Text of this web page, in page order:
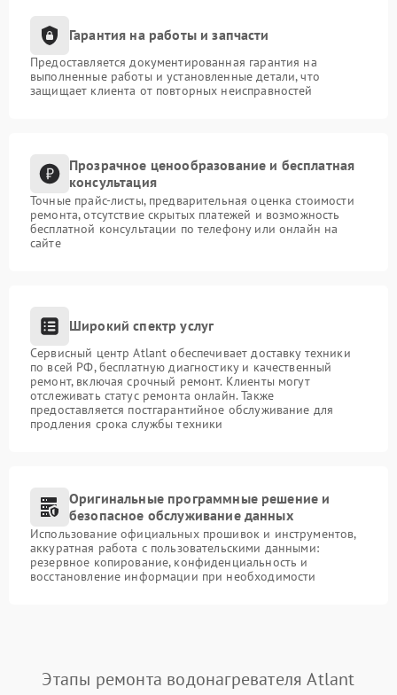
Гарантия на работы и запчасти
Предоставляется документированная гарантия на
выполненные работы и установленные детали, что
защищает клиента от повторных неисправностей
Прозрачное ценообразование и бесплатная
консультация
Точные прайс-листы, предварительная оценка стоимости
ремонта, отсутствие скрытых платежей и возможность
бесплатной консультации по телефону или онлайн на
сайте
Широкий спектр услуг
Сервисный центр Atlant обеспечивает доставку техники
по всей РФ, бесплатную диагностику и качественный
ремонт, включая срочный ремонт. Клиенты могут
отслеживать статус ремонта онлайн. Также
предоставляется постгарантийное обслуживание для
продления срока службы техники
Оригинальные программные решение и
безопасное обслуживание данных
Использование официальных прошивок и инструментов,
аккуратная работа с пользовательскими данными:
резервное копирование, конфиденциальность и
восстановление информации при необходимости
Этапы ремонта водонагревателя Atlant